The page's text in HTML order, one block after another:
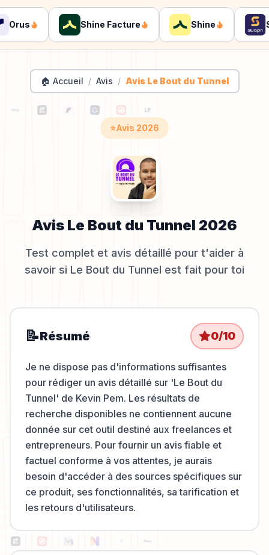
Shine Facture Shine
🏠 Accueil / Avis / Avis Le Bout du Tunnel
⭐Avis 2026
Avis Le Bout du Tunnel 2026
Test complet et avis détaillé pour t'aider à
savoir si Le Bout du Tunnel est fait pour toi
📝Résumé 0/10
Je ne dispose pas d'informations suffisantes
pour rédiger un avis détaillé sur 'Le Bout du
Tunnel' de Kevin Pem. Les résultats de
recherche disponibles ne contiennent aucune
donnée sur cet outil destiné aux freelances et
entrepreneurs. Pour fournir un avis fiable et
factuel conforme à vos attentes, je aurais
besoin d'accéder à des sources spécifiques sur
ce produit, ses fonctionnalités, sa tarification et
les retours d'utilisateurs.